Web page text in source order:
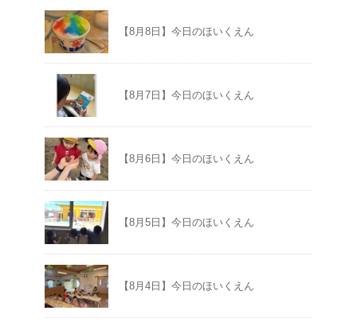
【8月8日】今日のほいくえん
【8月7日】今日のほいくえん
【8月6日】今日のほいくえん
【8月5日】今日のほいくえん
【8月4日】今日のほいくえん